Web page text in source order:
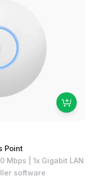
Point
Mbps | 1x Gigabit LAN
software